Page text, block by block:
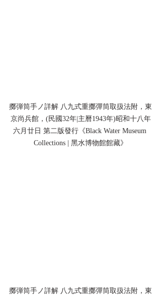
擲弾筒手ノ詳解 八九式重擲彈筒取扱法附，東
京尚兵館，(民國32年|主曆1943年)昭和十八年
六月廿日 第二版發行《Black Water Museum
Collections | 黑水博物館館藏》
擲弾筒手ノ詳解 八九式重擲彈筒取扱法附，東